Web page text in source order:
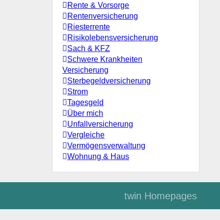
Rente & Vorsorge
Rentenversicherung
Riesterrente
Risikolebensversicherung
Sach & KFZ
Schwere Krankheiten
Versicherung
Sterbegeldversicherung
Strom
Tagesgeld
Über mich
Unfallversicherung
Vergleiche
Vermögensverwaltung
Wohnung & Haus
twin Homepages